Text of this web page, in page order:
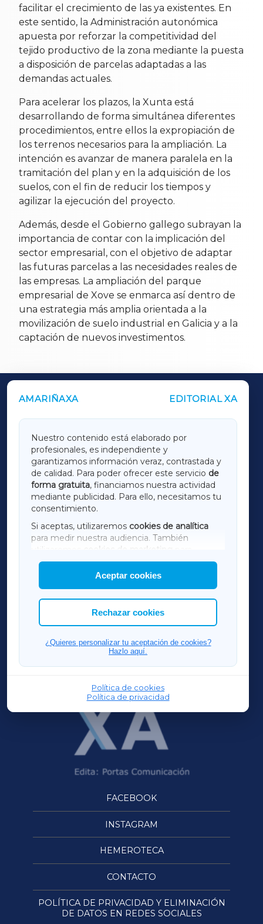
facilitar el crecimiento de las ya existentes. En
este sentido, la Administración autonómica
apuesta por reforzar la competitividad del
tejido productivo de la zona mediante la puesta
a disposición de parcelas adaptadas a las
demandas actuales.
Para acelerar los plazos, la Xunta está
desarrollando de forma simultánea diferentes
procedimientos, entre ellos la expropiación de
los terrenos necesarios para la ampliación. La
intención es avanzar de manera paralela en la
tramitación del plan y en la adquisición de los
suelos, con el fin de reducir los tiempos y
agilizar la ejecución del proyecto.
Además, desde el Gobierno gallego subrayan la
importancia de contar con la implicación del
sector empresarial, con el objetivo de adaptar
las futuras parcelas a las necesidades reales de
las empresas. La ampliación del parque
empresarial de Xove se enmarca así dentro de
una estrategia más amplia orientada a la
movilización de suelo industrial en Galicia y a la
captación de nuevos investimentos.
AMARIÑAXA EDITORIAL XA
Nuestro contenido está elaborado por
profesionales, es independiente y
garantizamos información veraz, contrastada y
de calidad. Para poder ofrecer este servicio de
forma gratuita, financiamos nuestra actividad
mediante publicidad. Para ello, necesitamos tu
consentimiento.
Si aceptas, utilizaremos cookies de analítica
para medir nuestra audiencia. También
utilizaremos
cookies de marketing
mostrar publicidad de terceros.
Asimismo, puedes personalizar la elección de
las cookies que deseas permitir.
Aceptar cookies
Rechazar cookies
¿Quieres personalizar tu aceptación de cookies?
Hazlo aquí.
Política de cookies
Política de privacidad
OUTROS PERIÓDICOS
LUGOXA
TERRACHAXA
AMARIÑAXA
RIBEIRASACRAXA
ACORUÑAXA
FERROLXA
OURENSEXA
FACEBOOK
INSTAGRAM
HEMEROTECA
CONTACTO
POLÍTICA DE PRIVACIDAD Y ELIMINACIÓN
DE DATOS EN REDES SOCIALES